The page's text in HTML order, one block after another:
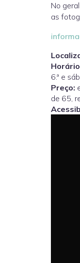
No
as
6.ª e
Preço:
de 65,